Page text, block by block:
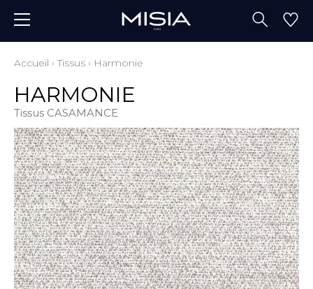
Accueil ›Tissus › Harmonie
HARMONIE
Tissus CASAMANCE